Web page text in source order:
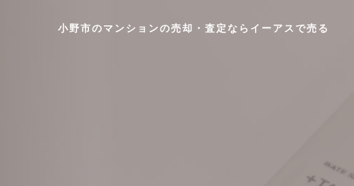
小野市のマンションの売却・査定ならイーアスで売る